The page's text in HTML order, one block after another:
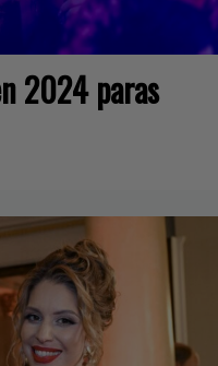
2024 paras